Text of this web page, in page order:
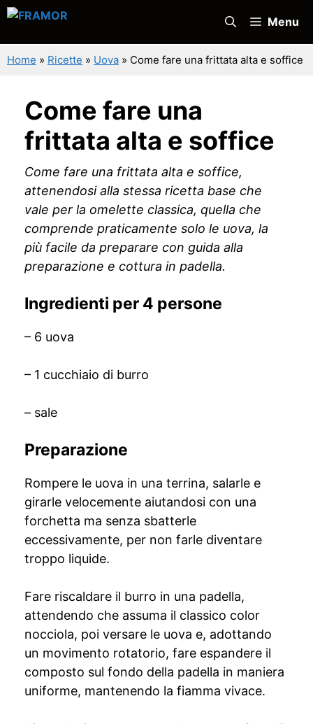
Vai
contenuto
Menu
Home » Ricette » Uova » Come fare una frittata alta e soffice
Come fare una
frittata alta e soffice
Come fare una frittata alta e soffice,
attenendosi alla stessa ricetta base che
vale per la omelette classica, quella che
comprende praticamente solo le uova, la
più facile da preparare con guida alla
preparazione e cottura in padella.
Ingredienti per 4 persone
– 6 uova
– 1 cucchiaio di burro
– sale
Preparazione
Rompere le uova in una terrina, salarle e
girarle velocemente aiutandosi con una
forchetta ma senza sbatterle
eccessivamente, per non farle diventare
troppo liquide.
Fare riscaldare il burro in una padella,
attendendo che assuma il classico color
nocciola, poi versare le uova e, adottando
un movimento rotatorio, fare espandere il
composto sul fondo della padella in maniera
uniforme, mantenendo la fiamma vivace.